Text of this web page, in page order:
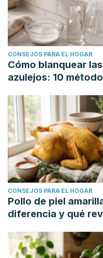
CONSEJOS PARA EL HOGAR
Cómo blanquear
azulejos: 10
CONSEJOS PARA EL HOGAR
Pollo de piel
diferencia y qué